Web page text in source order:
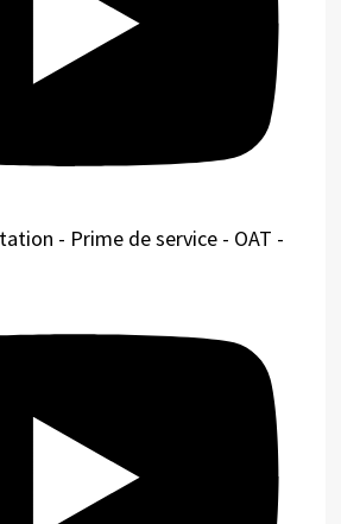
- Prime de service - OAT -